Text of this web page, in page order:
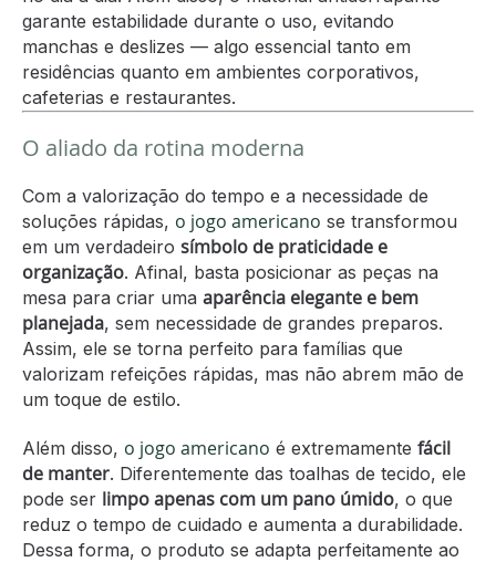
garante estabilidade durante o uso, evitando
manchas e deslizes — algo essencial tanto em
residências quanto em ambientes corporativos,
cafeterias e restaurantes.
O aliado da rotina moderna
Com a valorização do tempo e a necessidade de
soluções rápidas, o jogo americano se transformou
em um verdadeiro símbolo de praticidade e
organização. Afinal, basta posicionar as peças na
mesa para criar uma aparência elegante e bem
planejada, sem necessidade de grandes preparos.
Assim, ele se torna perfeito para famílias que
valorizam refeições rápidas, mas não abrem mão de
um toque de estilo.
Além disso, o jogo americano é extremamente fácil
de manter. Diferentemente das toalhas de tecido, ele
pode ser limpo apenas com um pano úmido, o que
reduz o tempo de cuidado e aumenta a durabilidade.
Dessa forma, o produto se adapta perfeitamente ao